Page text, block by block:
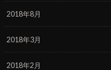
2018年8月
2018年3月
2018年2月